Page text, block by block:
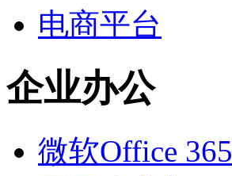
电商平台
企业办公
微软Office 365